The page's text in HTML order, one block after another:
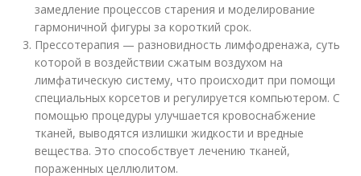
замедление процессов старения и моделирование
гармоничной фигуры за короткий срок.
Прессотерапия — разновидность лимфодренажа, суть
которой в воздействии сжатым воздухом на
лимфатическую систему, что происходит при помощи
специальных корсетов и регулируется компьютером. С
помощью процедуры улучшается кровоснабжение
тканей, выводятся излишки жидкости и вредные
вещества. Это способствует лечению тканей,
пораженных целлюлитом.